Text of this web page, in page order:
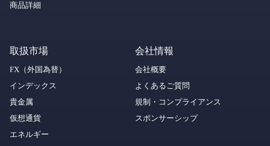
商品詳細
取扱市場
FX（外国為替）
インデックス
貴金属
仮想通貨
エネルギー
会社情報
会社概要
よくあるご質問
規制・コンプライアンス
スポンサーシップ